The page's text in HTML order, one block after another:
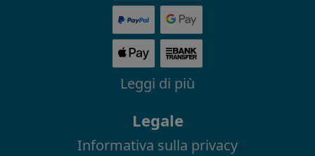
Leggi di più
Legale
Informativa sulla privacy